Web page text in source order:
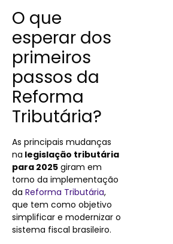
O que
esperar dos
primeiros
passos da
Reforma
Tributária?
As principais mudanças
na legislação tributária
para 2025 giram em
torno da implementação
da Reforma Tributária,
que tem como objetivo
simplificar e modernizar o
sistema fiscal brasileiro.